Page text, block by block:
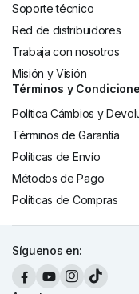
Soporte técnico
Red de distribuidores
Trabaja con nosotros
Misión y Visión
Términos y
Política Cámbios y
Términos de Garantía
Políticas de Envío
Métodos de Pago
Políticas de Compras
Síguenos en: